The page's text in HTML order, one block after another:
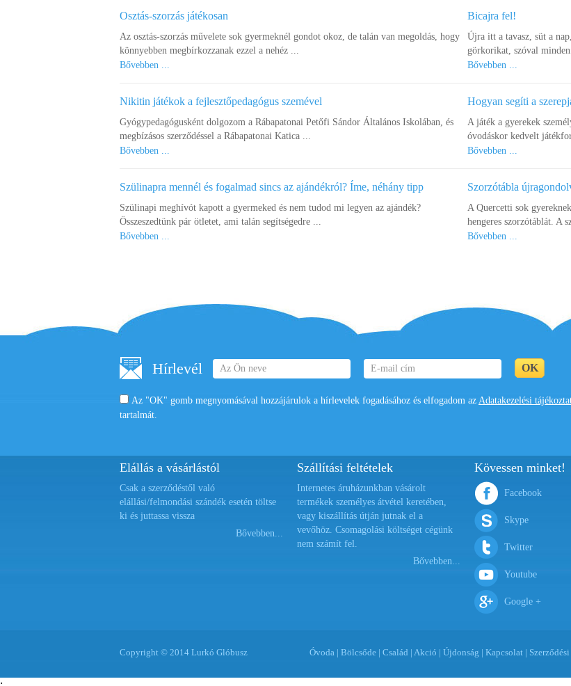
Osztás-szorzás játékosan
Az osztás-szorzás művelete sok gyermeknél gondot okoz, de talán van megoldás, hogy
könnyebben megbírkozzanak ezzel a nehéz ...
Bővebben ...
Nikitin játékok a fejlesztőpedagógus szemével
Gyógypedagógusként dolgozom a Rábapatonai Petőfi Sándor Általános Iskolában, és
megbízásos szerződéssel a Rábapatonai Katica ...
Bővebben ...
Szülinapra mennél és fogalmad sincs az ajándékról? Íme, néhány tipp
Szülinapi meghívót kapott a gyermeked és nem tudod mi legyen az ajándék?
Összeszedtünk pár ötletet, ami talán segítségedre ...
Bővebben ...
Bicajra fel!
Újra itt a tavasz, süt a
görkorikat, szóval
Bővebben ...
Hogyan segíti a
A játék a gyerekek
óvodáskor kedvelt
Bővebben ...
Szorzótábla
A Quercetti sok
hengeres szorzótáblát. A
Bővebben ...
Hírlevél
Az "OK" gomb megnyomásával hozzájárulok a hírlevelek fogadásához és elfogadom az Adatakezelési
tartalmát.
Elállás a vásárlástól
Csak a szerződéstől való
elállási/felmondási szándék esetén töltse
ki és juttassa vissza
Bővebben...
Szállítási feltételek
Internetes áruházunkban vásárolt
termékek személyes átvétel keretében,
vagy kiszállítás útján jutnak el a
vevőhöz. Csomagolási költséget cégünk
nem számít fel.
Bővebben...
Kövessen minket!
Facebook
Skype
Twitter
Youtube
Google +
Copyright © 2014 Lurkó Glóbusz Óvoda | Bölcsőde | Család | Akció | Újdonság | Kapcsolat |